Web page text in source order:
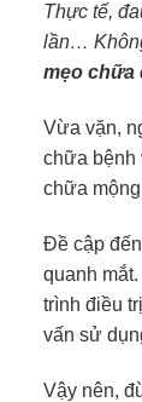
Thực tế,
lần…
mẹo chữa
Vừa vặn,
chữa bệnh
chữa
Đề cập đến
quanh
trình điều
vấn sử
Vậy nên,